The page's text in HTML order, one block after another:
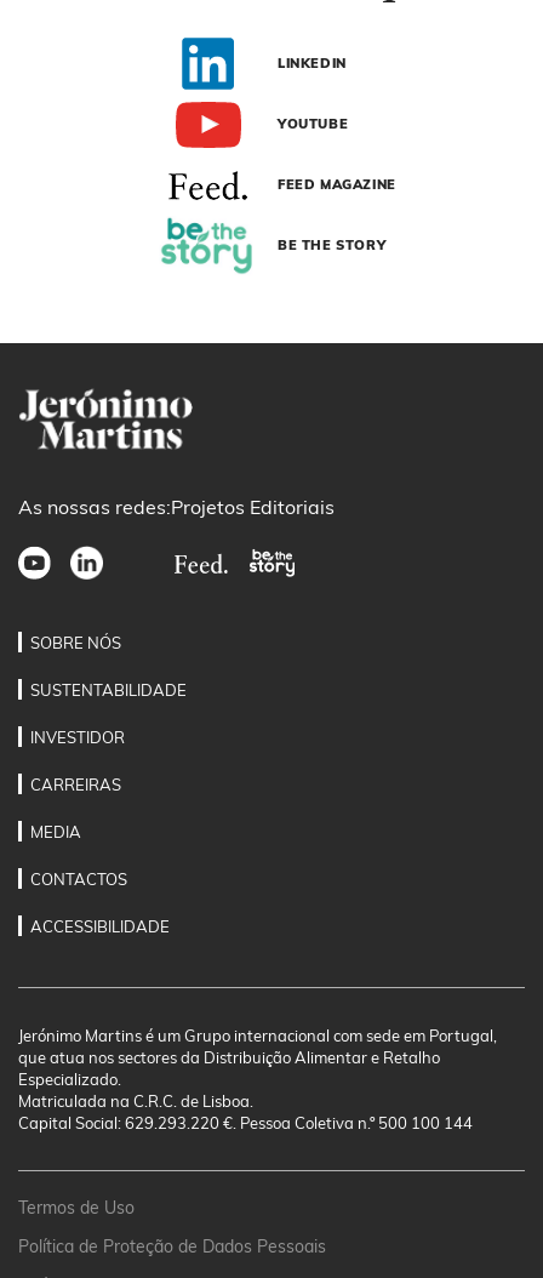
LINKEDIN
YOUTUBE
FEED MAGAZINE
BE THE STORY
As nossas redes:Projetos Editoriais
SOBRE NÓS
SUSTENTABILIDADE
INVESTIDOR
CARREIRAS
MEDIA
CONTACTOS
ACCESSIBILIDADE
Jerónimo Martins é um Grupo internacional com sede em Portugal,
que atua nos sectores da Distribuição Alimentar e Retalho
Especializado.
Matriculada na C.R.C. de Lisboa.
Capital Social: 629.293.220 €. Pessoa Coletiva n.º 500 100 144
Termos de Uso
Política de Proteção de Dados Pessoais